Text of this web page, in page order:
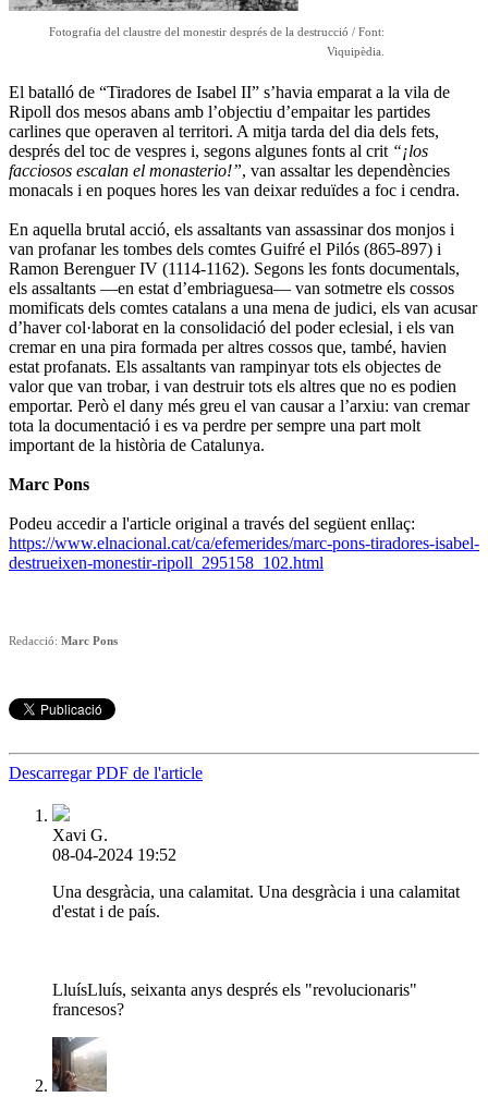
Fotografia del claustre del monestir després de la destrucció / Font:
Viquipèdia.
El batalló de “Tiradores de Isabel II” s’havia emparat a la vila de
Ripoll dos mesos abans amb l’objectiu d’empaitar les partides
carlines que operaven al territori. A mitja tarda del dia dels fets,
després del toc de vespres i, segons algunes fonts al crit “¡los
facciosos escalan el monasterio!”, van assaltar les dependències
monacals i en poques hores les van deixar reduïdes a foc i cendra.
En aquella brutal acció, els assaltants van assassinar dos monjos i
van profanar les tombes dels comtes Guifré el Pilós (865-897) i
Ramon Berenguer IV (1114-1162). Segons les fonts documentals,
els assaltants ―en estat d’embriaguesa― van sotmetre els cossos
momificats dels comtes catalans a una mena de judici, els van acusar
d’haver col·laborat en la consolidació del poder eclesial, i els van
cremar en una pira formada per altres cossos que, també, havien
estat profanats. Els assaltants van rampinyar tots els objectes de
valor que van trobar, i van destruir tots els altres que no es podien
emportar. Però el dany més greu el van causar a l’arxiu: van cremar
tota la documentació i es va perdre per sempre una part molt
important de la història de Catalunya.
Marc Pons
Podeu accedir a l'article original a través del següent enllaç:
https://www.elnacional.cat/ca/efemerides/marc-pons-tiradores-isabel-
destrueixen-monestir-ripoll_295158_102.html
Redacció: Marc Pons
Descarregar PDF de l'article
Xavi G.
08-04-2024 19:52
Una desgràcia, una calamitat. Una desgràcia i una calamitat
d'estat i de país.
LluísLluís, seixanta anys després els "revolucionaris"
francesos?